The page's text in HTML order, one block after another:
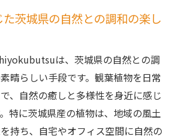
着かせる観葉植物の選び方
で作るリラックスした生活空間
を利用したストレス解消法
で日常に茨城県
入れる
で生活空間に自然を導入
茨城県の自然との調和の楽し
は、茨城県の自然との調
晴らしい手段です。観葉植物を日常
、自然の癒しと多様性を身近に感じ
特に茨城県産の植物は、地域の風土
持ち、自宅やオフィス空間に自然の